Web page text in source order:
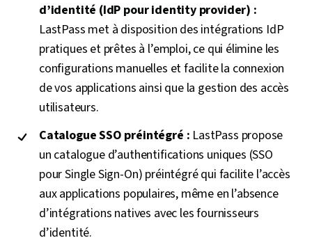
d’identité (IdP pour identity provider) :
LastPass met à disposition des intégrations IdP
pratiques et prêtes à l’emploi, ce qui élimine les
configurations manuelles et facilite la connexion
de vos applications ainsi que la gestion des accès
utilisateurs.
Catalogue SSO préintégré : LastPass propose
un catalogue d’authentifications uniques (SSO
pour Single Sign-On) préintégré qui facilite l’accès
aux applications populaires, même en l’absence
d’intégrations natives avec les fournisseurs
d’identité.